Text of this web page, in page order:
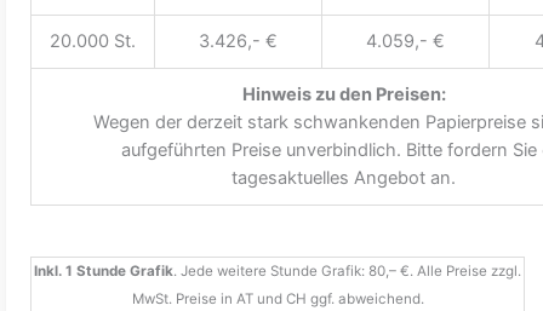
20.000 St. 3.426,- € 4.059,- €
Hinweis zu den Preisen:
Wegen der derzeit stark schwankenden Papierpreise
aufgeführten Preise unverbindlich. Bitte fordern Sie
tagesaktuelles Angebot an.
Inkl. 1 Stunde Grafik. Jede weitere Stunde Grafik: 80,– €. Alle Preise zzgl.
MwSt. Preise in AT und CH ggf. abweichend.